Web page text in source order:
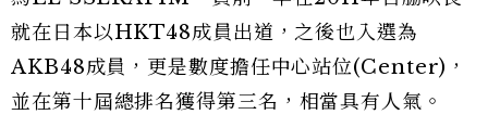
就在日本以HKT48成員出道，之後也入選為
AKB48成員，更是數度擔任中心站位(Center)，
並在第十屆總排名獲得第三名，相當具有人氣。